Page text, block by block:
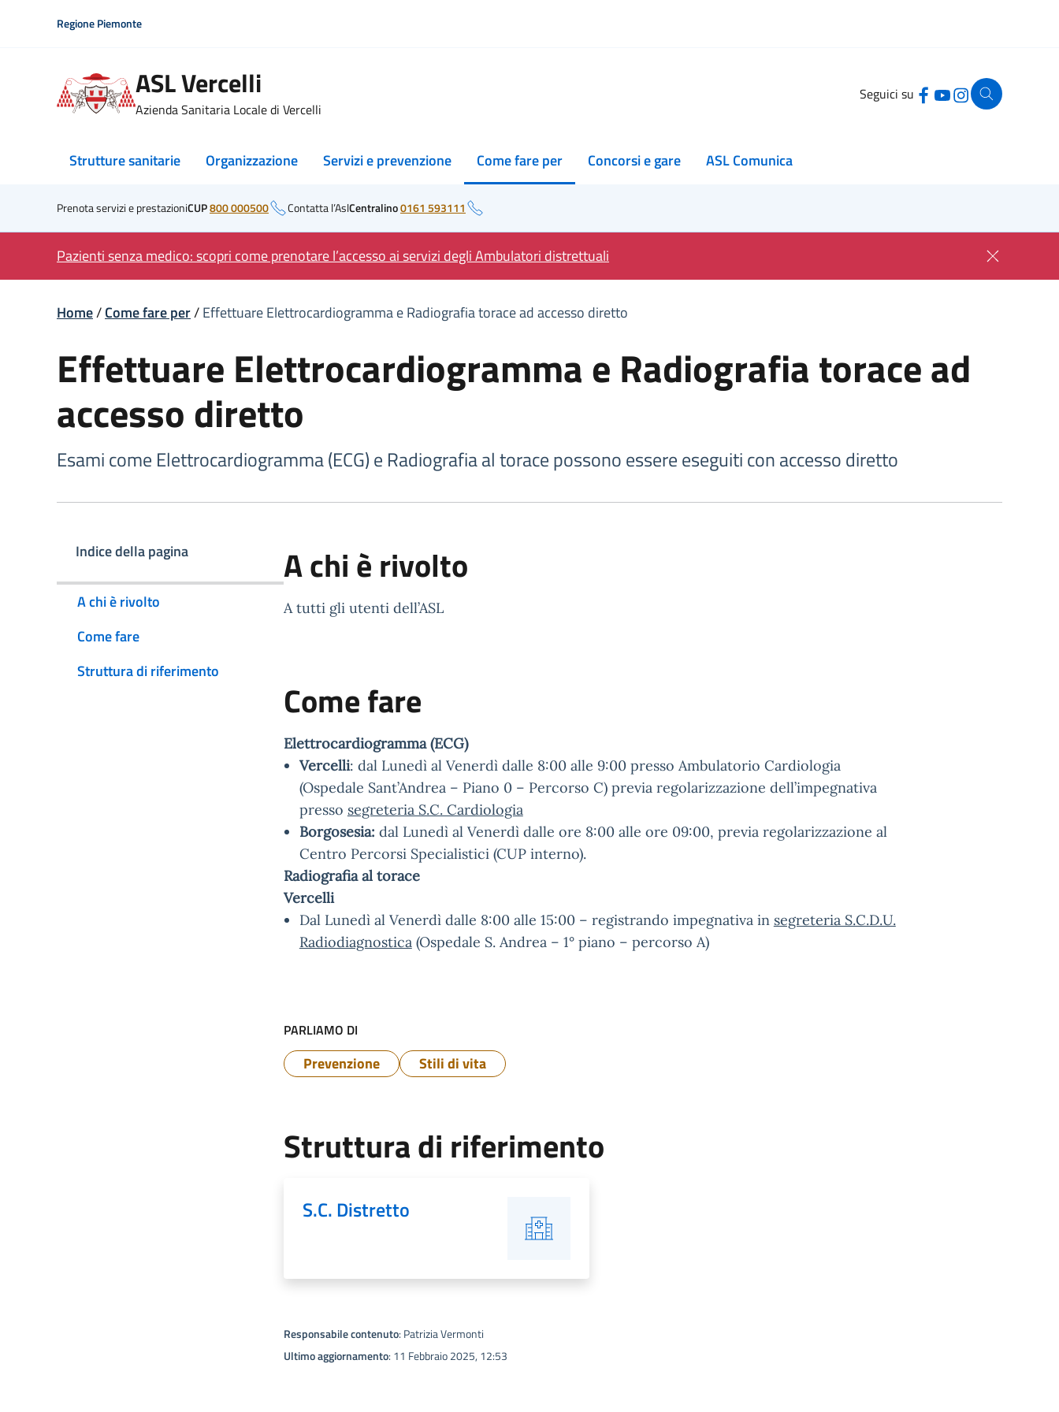
Regione Piemonte
ASL Vercelli
Azienda Sanitaria Locale di Vercelli
Seguici su
Strutture sanitarie Organizzazione Servizi e prevenzione Come fare per Concorsi e gare ASL Comunica
Prenota servizi e prestazioniCUP800 000500 Contatta l’AslCentralino0161 593111
Pazienti senza medico: scopri come prenotare l’accesso ai servizi degli Ambulatori distrettuali
Home/Come fare per/Effettuare Elettrocardiogramma e Radiografia torace ad accesso diretto
Effettuare Elettrocardiogramma e Radiografia torace ad
accesso diretto
Esami come Elettrocardiogramma (ECG) e Radiografia al torace possono essere eseguiti con accesso diretto
Indice della pagina
A chi è rivolto
Come fare
Struttura di riferimento
A chi è rivolto
A tutti gli utenti dell’ASL
Come fare
Elettrocardiogramma (ECG)
Vercelli: dal Lunedì al Venerdì dalle 8:00 alle 9:00 presso Ambulatorio Cardiologia
(Ospedale Sant’Andrea – Piano 0 – Percorso C) previa regolarizzazione dell’impegnativa
presso segreteria S.C. Cardiologia
Borgosesia: dal Lunedì al Venerdì dalle ore 8:00 alle ore 09:00, previa regolarizzazione al
Centro Percorsi Specialistici (CUP interno).
Radiografia al torace
Vercelli
Dal Lunedì al Venerdì dalle 8:00 alle 15:00 – registrando impegnativa in segreteria S.C.D.U.
Radiodiagnostica(Ospedale S. Andrea – 1° piano – percorso A)
PARLIAMO DI
Prevenzione Stili di vita
Struttura di riferimento
S.C. Distretto
Responsabile contenuto: Patrizia Vermonti
Ultimo aggiornamento: 11 Febbraio 2025, 12:53